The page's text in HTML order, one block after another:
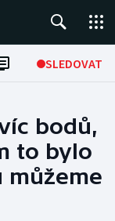
SLEDOVAT
bodů,
to bylo
můžeme